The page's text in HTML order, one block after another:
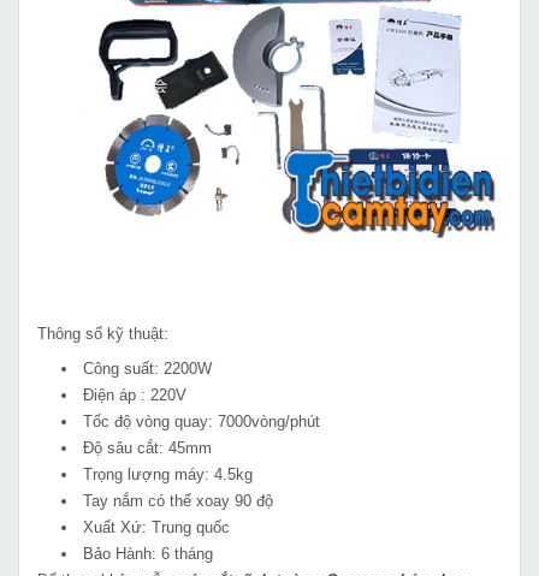
Thông số kỹ thuật:
Công suất: 2200W
Điện áp : 220V
Tốc độ vòng quay: 7000vòng/phút
Độ sâu cắt: 45mm
Trọng lượng máy: 4.5kg
Tay nắm có thể xoay 90 độ
Xuất Xứ: Trung quốc
Bảo Hành: 6 tháng